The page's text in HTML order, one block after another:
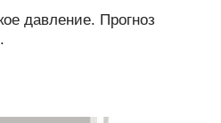
давление. Прогноз